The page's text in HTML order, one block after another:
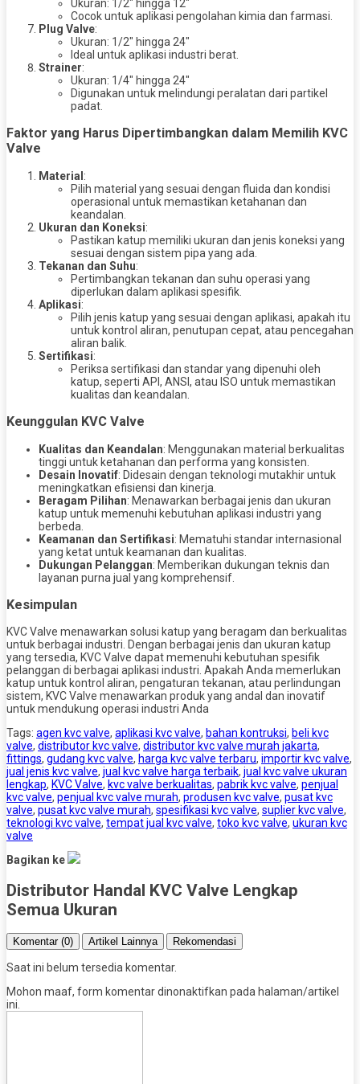
Ukuran: 1/2″ hingga 12″
Cocok untuk aplikasi pengolahan kimia dan farmasi.
Plug Valve:
Ukuran: 1/2″ hingga 24″
Ideal untuk aplikasi industri berat.
Strainer:
Ukuran: 1/4″ hingga 24″
Digunakan untuk melindungi peralatan dari partikel
padat.
Faktor yang Harus Dipertimbangkan dalam Memilih KVC
Valve
Material :
Pilih material yang sesuai dengan fluida dan kondisi
operasional untuk memastikan ketahanan dan
keandalan.
Ukuran dan Koneksi:
Pastikan katup memiliki ukuran dan jenis koneksi yang
sesuai dengan sistem pipa yang ada.
Tekanan dan Suhu:
Pertimbangkan tekanan dan suhu operasi yang
diperlukan dalam aplikasi spesifik.
Aplikasi:
Pilih jenis katup yang sesuai dengan aplikasi, apakah itu
untuk kontrol aliran, penutupan cepat, atau pencegahan
aliran balik.
Sertifikasi:
Periksa sertifikasi dan standar yang dipenuhi oleh
katup, seperti API, ANSI, atau ISO untuk memastikan
kualitas dan keandalan.
Keunggulan KVC Valve
Kualitas dan Keandalan: Menggunakan material berkualitas
tinggi untuk ketahanan dan performa yang konsisten.
Desain Inovatif: Didesain dengan teknologi mutakhir untuk
meningkatkan efisiensi dan kinerja.
Beragam Pilihan: Menawarkan berbagai jenis dan ukuran
katup untuk memenuhi kebutuhan aplikasi industri yang
berbeda.
Keamanan dan Sertifikasi: Mematuhi standar internasional
yang ketat untuk keamanan dan kualitas.
Dukungan Pelanggan: Memberikan dukungan teknis dan
layanan purna jual yang komprehensif.
Kesimpulan
KVC Valve menawarkan solusi katup yang beragam dan berkualitas
untuk berbagai industri. Dengan berbagai jenis dan ukuran katup
yang tersedia, KVC Valve dapat memenuhi kebutuhan spesifik
pelanggan di berbagai aplikasi industri. Apakah Anda memerlukan
katup untuk kontrol aliran, pengaturan tekanan, atau perlindungan
sistem, KVC Valve menawarkan produk yang andal dan inovatif
untuk mendukung operasi industri Anda
Tags: agen kvc valve, aplikasi kvc valve, bahan kontruksi, beli kvc
valve, distributor kvc valve, distributor kvc valve murah jakarta,
fittings, gudang kvc valve, harga kvc valve terbaru, importir kvc valve,
jual jenis kvc valve, jual kvc valve harga terbaik, jual kvc valve ukuran
lengkap, KVC Valve, kvc valve berkualitas, pabrik kvc valve, penjual
kvc valve, penjual kvc valve murah, produsen kvc valve, pusat kvc
valve, pusat kvc valve murah, spesifikasi kvc valve, suplier kvc valve,
teknologi kvc valve, tempat jual kvc valve, toko kvc valve, ukuran kvc
valve
Bagikan ke
Distributor Handal KVC Valve Lengkap
Semua Ukuran
Komentar (0) Artikel Lainnya Rekomendasi
Saat ini belum tersedia komentar.
Mohon maaf, form komentar dinonaktifkan pada halaman/artikel
ini.